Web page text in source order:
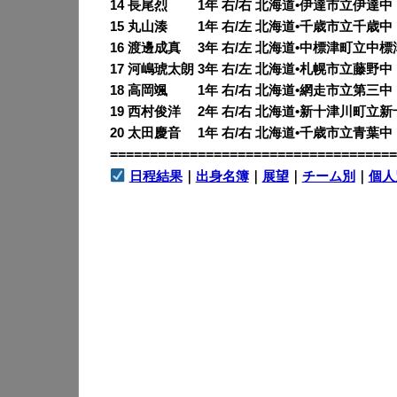
14 長尾烈 1年 右/右 北海道•伊達市立伊達中
15 丸山湊 1年 右/左 北海道•千歳市立千歳中
16 渡邊成真 3年 右/左 北海道•中標津町立中標
17 河嶋琥太朗 3年 右/左 北海道•札幌市立藤野中
18 高岡颯 1年 右/右 北海道•網走市立第三中
19 西村俊洋 2年 右/右 北海道•新十津川町立新
20 太田慶音 1年 右/右 北海道•千歳市立青葉中
日程結果｜ 出身名簿｜ 展望｜ チーム別 ｜ 個人